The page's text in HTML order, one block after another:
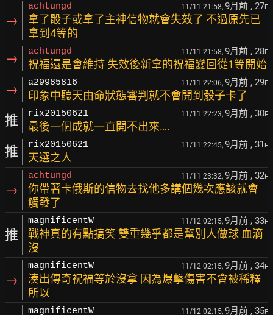
→
achtungd 11/11 21:58, 9月前 , 27F
拿了骰子或拿了主神信物就會失效了 不過原先已
拿到4等的
→ achtungd 11/11 21:58, 9月前 , 28F
祝福還是會維持 失效後新拿的祝福變回從1等開始
→ a29985816 11/11 22:06, 9月前 , 29F
印象中聽天由命狀態審判就不會開到骰子卡了
推 rix20150621 11/11 22:23, 9月前 , 30F
最後一個成就一直開不出來….
推 rix20150621 11/11 22:45, 9月前 , 31 F
天選之人
→
achtungd 11/11 23:32, 9月前 , 32F
你帶著卡俄斯的信物去找他多講個幾次應該就會
觸發了
推
magnificentW 11/12 02:15, 9月前 , 33F
戰神真的有點搞笑 雙重幾乎都是幫別人做球 血滴
沒
→
magnificentW 11/12 02:15, 9月前 , 34F
湊出傳奇祝福等於沒拿 因為爆擊傷害不會被稀釋
所以
magnificentW 11/12 02:15, 9月前 , 35F